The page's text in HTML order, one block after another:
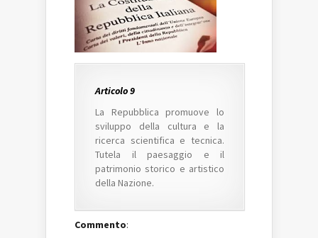
Articolo 9
La Repubblica promuove lo
sviluppo della cultura e la
ricerca scientifica e tecnica.
Tutela il paesaggio e il
patrimonio storico e artistico
della Nazione.
Commento: